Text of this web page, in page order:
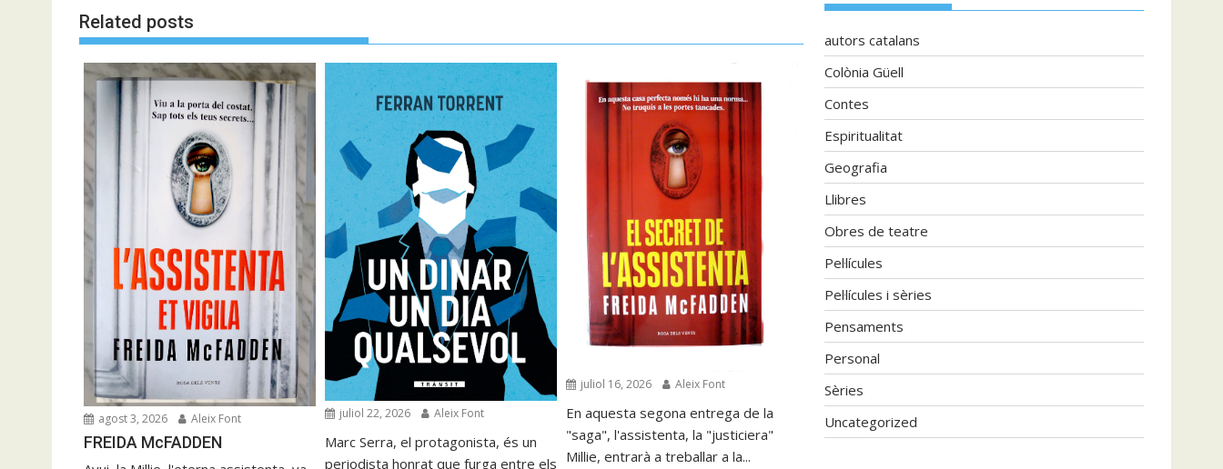
Related posts
agost 3, 2026 Aleix Font
FREIDA McFADDEN
juliol 22, 2026 Aleix Font
Marc Serra, el protagonista, és un
periodista honrat que furga entre els
juliol 16, 2026 Aleix Font
En aquesta segona entrega de la
"saga", l'assistenta, la "justiciera"
Millie, entrarà a treballar a la...
autors catalans
Colònia Güell
Contes
Espiritualitat
Geografia
Llibres
Obres de teatre
Pel·lícules
Pel·lícules i sèries
Pensaments
Personal
Sèries
Uncategorized